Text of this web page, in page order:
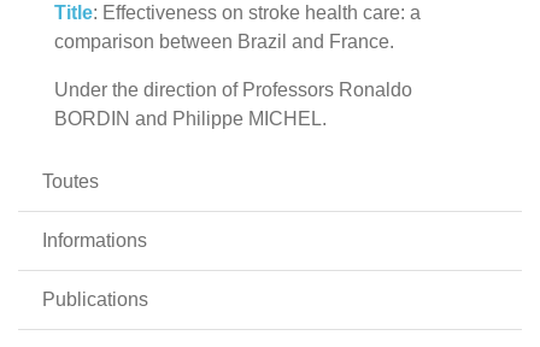
Title: Effectiveness on stroke health care: a
comparison between Brazil and France.
Under the direction of Professors Ronaldo
BORDIN and Philippe MICHEL.
Toutes
Informations
Publications